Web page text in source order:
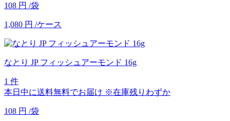
108 円 /袋
1,080 円 /ケース
なとり JP フィッシュアーモンド 16g
1 件
本日中に送料無料でお届け ※在庫残りわずか
108 円 /袋